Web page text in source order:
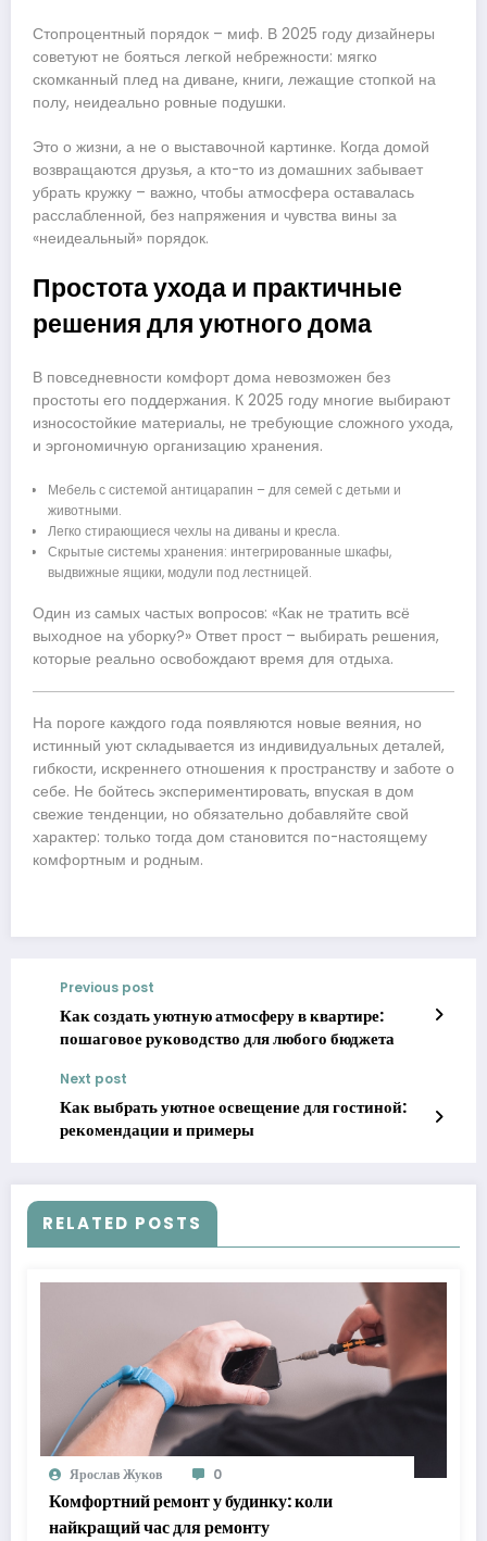
Стопроцентный порядок – миф. В 2025 году дизайнеры
советуют не бояться легкой небрежности: мягко
скомканный плед на диване, книги, лежащие стопкой на
полу, неидеально ровные подушки.
Это о жизни, а не о выставочной картинке. Когда домой
возвращаются друзья, а кто-то из домашних забывает
убрать кружку – важно, чтобы атмосфера оставалась
расслабленной, без напряжения и чувства вины за
«неидеальный» порядок.
Простота ухода и практичные
решения для уютного дома
В повседневности комфорт дома невозможен без
простоты его поддержания. К 2025 году многие выбирают
износостойкие материалы, не требующие сложного ухода,
и эргономичную организацию хранения.
Мебель с системой антицарапин – для семей с детьми и
животными.
Легко стирающиеся чехлы на диваны и кресла.
Скрытые системы хранения: интегрированные шкафы,
выдвижные ящики, модули под лестницей.
Один из самых частых вопросов: «Как не тратить всё
выходное на уборку?» Ответ прост – выбирать решения,
которые реально освобождают время для отдыха.
На пороге каждого года появляются новые веяния, но
истинный уют складывается из индивидуальных деталей,
гибкости, искреннего отношения к пространству и заботе о
себе. Не бойтесь экспериментировать, впуская в дом
свежие тенденции, но обязательно добавляйте свой
характер: только тогда дом становится по-настоящему
комфортным и родным.
Previous post
Как создать уютную атмосферу в квартире:
пошаговое руководство для любого бюджета
Next post
Как выбрать уютное освещение для гостиной:
рекомендации и примеры
RELATED POSTS
Ярослав Жуков 0
Комфортний ремонт у будинку: коли
найкращий час для ремонту